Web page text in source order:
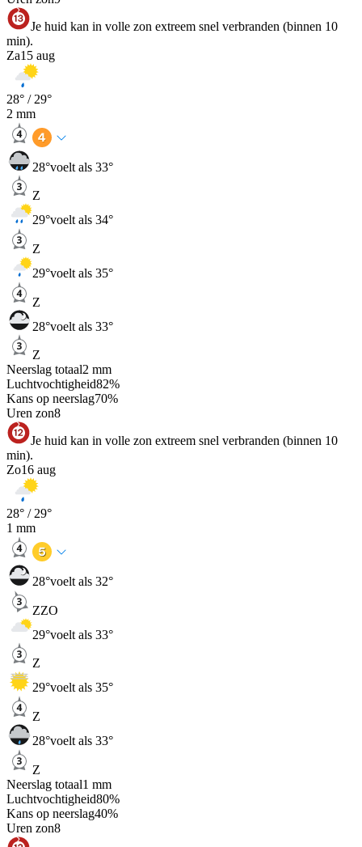
Je huid kan in volle zon extreem snel verbranden (binnen 10
min).
Za15 aug
28° / 29°
2 mm
28°voelt als 33°
Z
29°voelt als 34°
Z
29°voelt als 35°
Z
28°voelt als 33°
Z
Neerslag totaal2 mm
Luchtvochtigheid82%
Kans op neerslag70%
Uren zon8
Je huid kan in volle zon extreem snel verbranden (binnen 10
min).
Zo16 aug
28° / 29°
1 mm
28°voelt als 32°
ZZO
29°voelt als 33°
Z
29°voelt als 35°
Z
28°voelt als 33°
Z
Neerslag totaal1 mm
Luchtvochtigheid80%
Kans op neerslag40%
Uren zon8